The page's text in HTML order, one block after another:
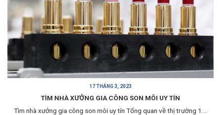
17 THÁNG 3, 2023
TÌM NHÀ XƯỞNG GIA CÔNG SON MÔI UY TÍN
Tìm nhà xưởng gia công son môi uy tín Tổng quan về thị trường 1....